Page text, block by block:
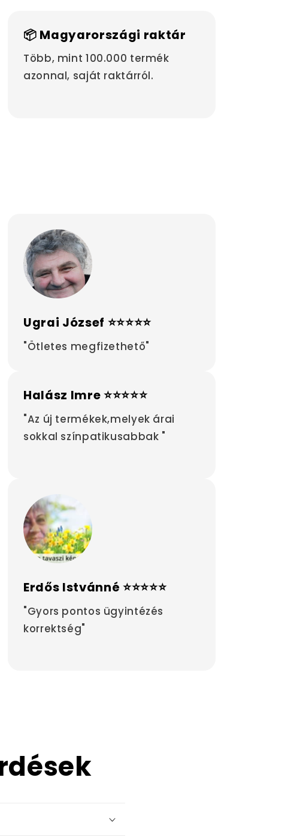
📦 Magyarországi raktár
Több, mint 100.000 termék
azonnal, saját raktárról.
Ugrai József ⭐⭐⭐⭐⭐
"Ötletes megfizethető"
Halász Imre ⭐⭐⭐⭐⭐
"Az új termékek,melyek árai
sokkal színpatikusabbak "
Erdős Istvánné ⭐⭐⭐⭐⭐
"Gyors pontos ügyintézés
korrektség"